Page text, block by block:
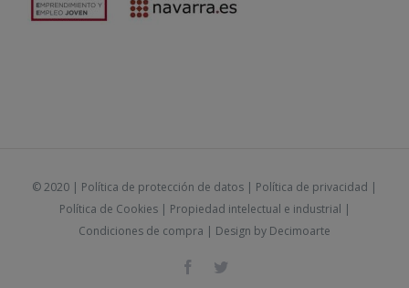
© 2020 | Política de protección de datos | Política de privacidad |
Política de Cookies| Propiedad intelectual e industrial |
Condiciones de compra | Design by Decimoarte
Facebook